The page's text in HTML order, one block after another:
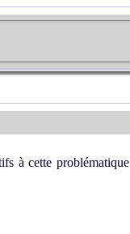
à cette problématique